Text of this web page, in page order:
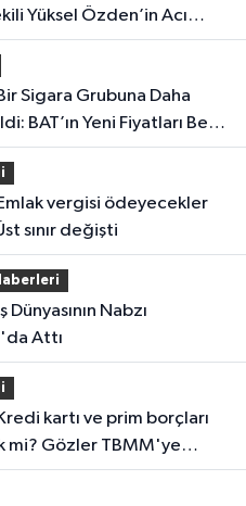
Yüksel Özden’in Acı
BAT’ın Yeni Fiyatları Belli
sınır değişti
Attı
mi? Gözler TBMM'ye